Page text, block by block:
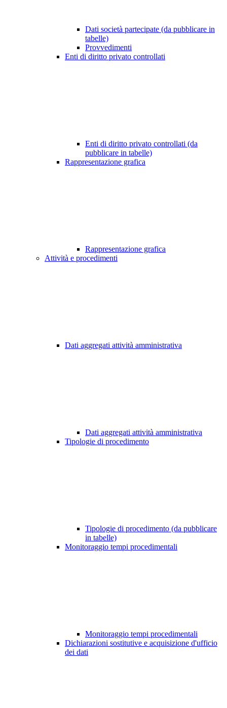
Dati società partecipate (da pubblicare in
tabelle)
Provvedimenti
Enti di diritto privato controllati
Enti di diritto privato controllati (da
pubblicare in tabelle)
Rappresentazione grafica
Rappresentazione grafica
Attività e procedimenti
Dati aggregati attività amministrativa
Dati aggregati attività amministrativa
Tipologie di procedimento
Tipologie di procedimento (da pubblicare
in tabelle)
Monitoraggio tempi procedimentali
Monitoraggio tempi procedimentali
Dichiarazioni sostitutive e acquisizione d'ufficio
dei dati